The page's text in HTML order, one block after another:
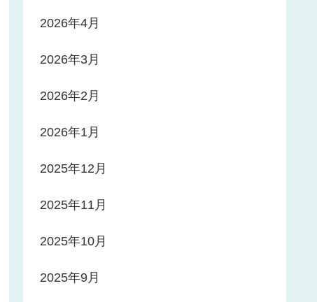
2026年4月
2026年3月
2026年2月
2026年1月
2025年12月
2025年11月
2025年10月
2025年9月